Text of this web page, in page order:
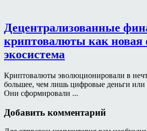
Децентрализованные
криптовалюты как новая
экосистема
Криптовалюты эволюционировали в
большее, чем лишь цифровые деньги
Они сформировали ...
Добавить комментарий